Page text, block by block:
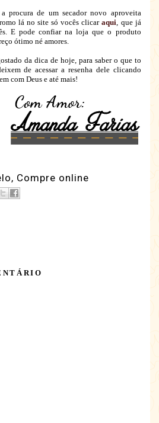
procura de um secador novo aproveita
lá no site só vocês clicaraqui, que já
E pode confiar na loja que o produto
ótimo né amores.
da dica de hoje, para saber o que to
de acessar a resenha dele clicando
com Deus e até mais!
, Compre online